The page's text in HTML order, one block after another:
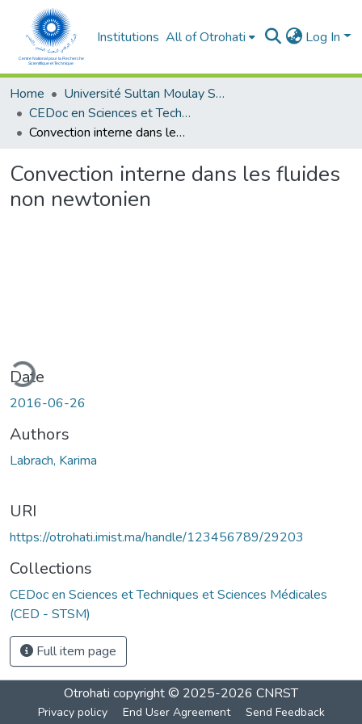
Institutions All of Otrohati Log In
Home
Université Sultan Moulay Slimane - Beni Mellal
CEDoc en Sciences et Techniques et Sciences Médicales (CED - STSM)
Convection interne dans les fluides non newtonien
Convection interne dans les fluides
non newtonien
Date
2016-06-26
Authors
Labrach, Karima
URI
https://otrohati.imist.ma/handle/123456789/29203
Collections
CEDoc en Sciences et Techniques et Sciences Médicales
(CED - STSM)
Full item page
Otrohati copyright © 2025-2026 CNRST
Privacy policy End User Agreement Send Feedback